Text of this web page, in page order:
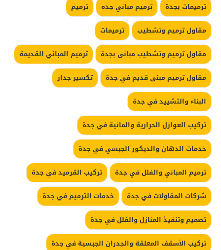
ترميمات بجدة
ترميم مباني جده
ترميم
مقاول ترميم وتشطيب
ترميمات
مقاول ترميم وتشطيب مبانى بجدة
ترميم المباني القديمة
مقاول ترميم مبنى قديم في جدة
تكسير جدار
البناء والتشييد في جدة
تركيب العوازل الحرارية والمائية في جدة
خدمات الدهان والديكور الجبسي في جدة
ترميم المباني والفلل في جدة
تركيب القرميد في جدة
شركات المقاولات في جدة
خدمات الترميم في جدة
تصميم وتنفيذ المنازل والفلل في جدة
تركيب الأسقف المعلقة والجدران الجبسية في جدة